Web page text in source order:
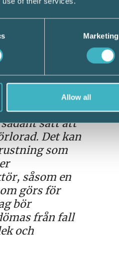
Marketing
Allow all
vars
för
sätt att
Det kan
som
såsom en
görs för
bör
från fall
och